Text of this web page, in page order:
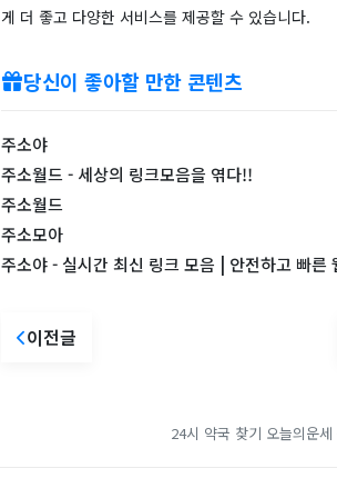
게 더 좋고 다양한 서비스를 제공할 수 있습니다.
당신이 좋아할 만한 콘텐츠
주소야
주소월드 - 세상의 링크모음을 엮다!!
주소월드
주소모아
주소야 - 실시간 최신 링크 모음 | 안전하고 빠른
이전글
24시 약국 찾기 오늘의운세